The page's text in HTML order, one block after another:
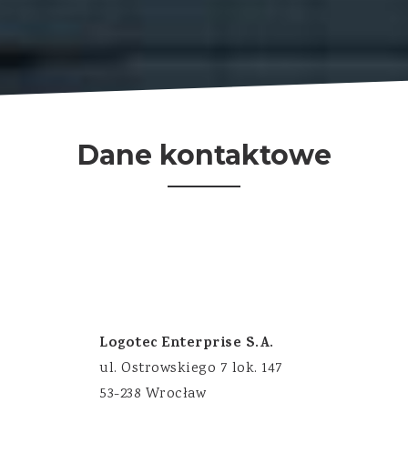
Dane kontaktowe
Logotec Enterprise S.A.
ul. Ostrowskiego 7 lok. 147
53-238 Wrocław